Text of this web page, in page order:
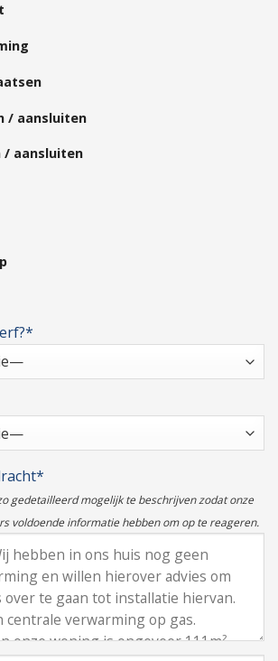
/ aansluiten
/ aansluiten
gedetailleerd mogelijk te beschrijven zodat onze
voldoende informatie hebben om op te reageren.